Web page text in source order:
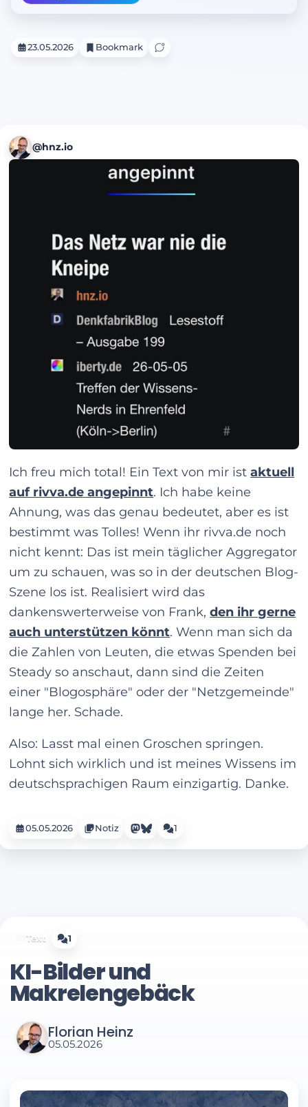
23.05.2026 Bookmark
@hnz.io
Ich freu mich total! Ein Text von mir istaktuell
auf rivva.de angepinnt. Ich habe keine
Ahnung, was das genau bedeutet, aber es ist
bestimmt was Tolles! Wenn ihr rivva.de noch
nicht kennt: Das ist mein täglicher Aggregator
um zu schauen, was so in der deutschen Blog-
Szene los ist. Realisiert wird das
dankenswerterweise von Frank,den ihr gerne
auch unterstützen könnt. Wenn man sich da
die Zahlen von Leuten, die etwas Spenden bei
Steady so anschaut, dann sind die Zeiten
einer "Blogosphäre" oder der "Netzgemeinde"
lange her. Schade.
Also: Lasst mal einen Groschen springen.
Lohnt sich wirklich und ist meines Wissens im
deutschsprachigen Raum einzigartig. Danke.
05.05.2026 Notiz 1
Text 1
KI-Bilder und
Makrelengebäck
Florian Heinz
05.05.2026